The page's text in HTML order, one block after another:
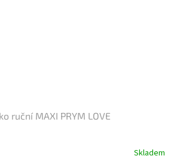
ruční MAXI PRYM LOVE
Skladem